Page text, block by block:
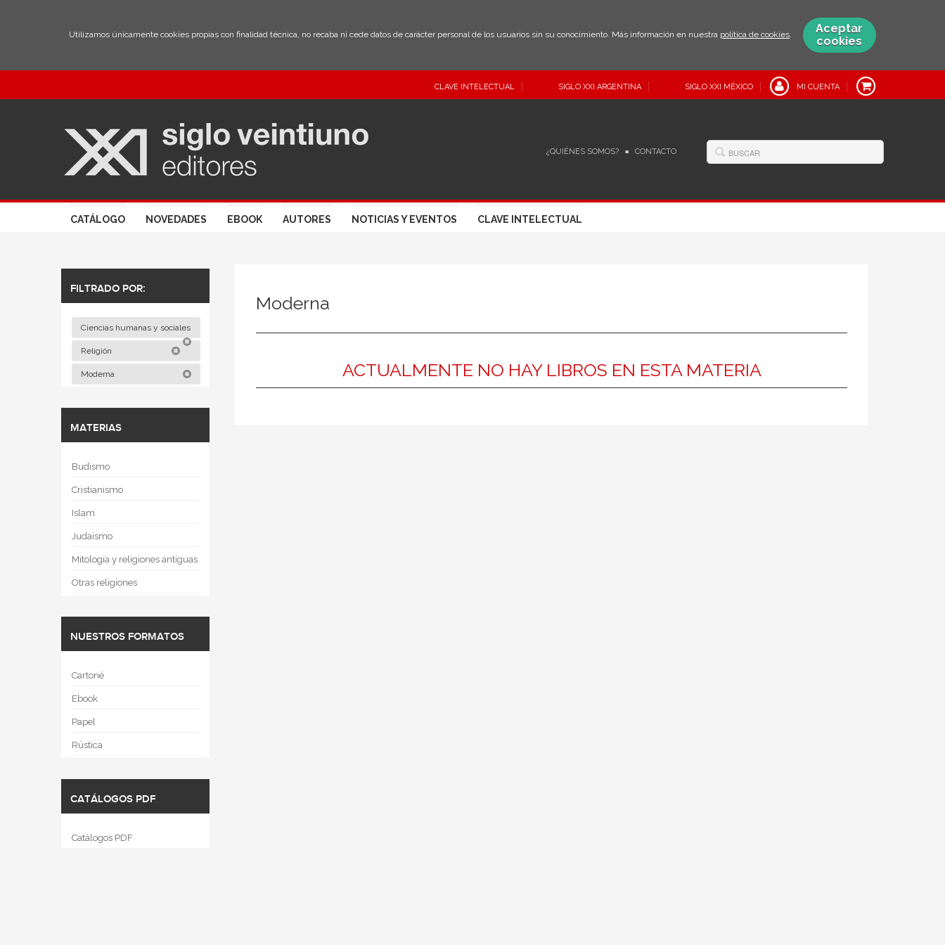
Utilizamos únicamente cookies propias con finalidad técnica, no recaba ni cede datos de carácter personal de los usuarios sin su conocimiento. Más información en nuestra política de cookies.
Aceptar
cookies
CLAVE INTELECTUAL SIGLO XXI ARGENTINA SIGLO XXI MÉXICO MI CUENTA
¿QUIÉNES SOMOS? CONTACTO
CATÁLOGO NOVEDADES EBOOK AUTORES NOTICIAS Y EVENTOS CLAVE INTELECTUAL
FILTRADO POR:
Ciencias humanas y sociales
Religión
Moderna
MATERIAS
Budismo
Cristianismo
Islam
Judaísmo
Mitología y religiones antiguas
Otras religiones
NUESTROS FORMATOS
Cartoné
Ebook
Papel
Rústica
CATÁLOGOS PDF
Catálogos PDF
Moderna
ACTUALMENTE NO HAY LIBROS EN ESTA MATERIA